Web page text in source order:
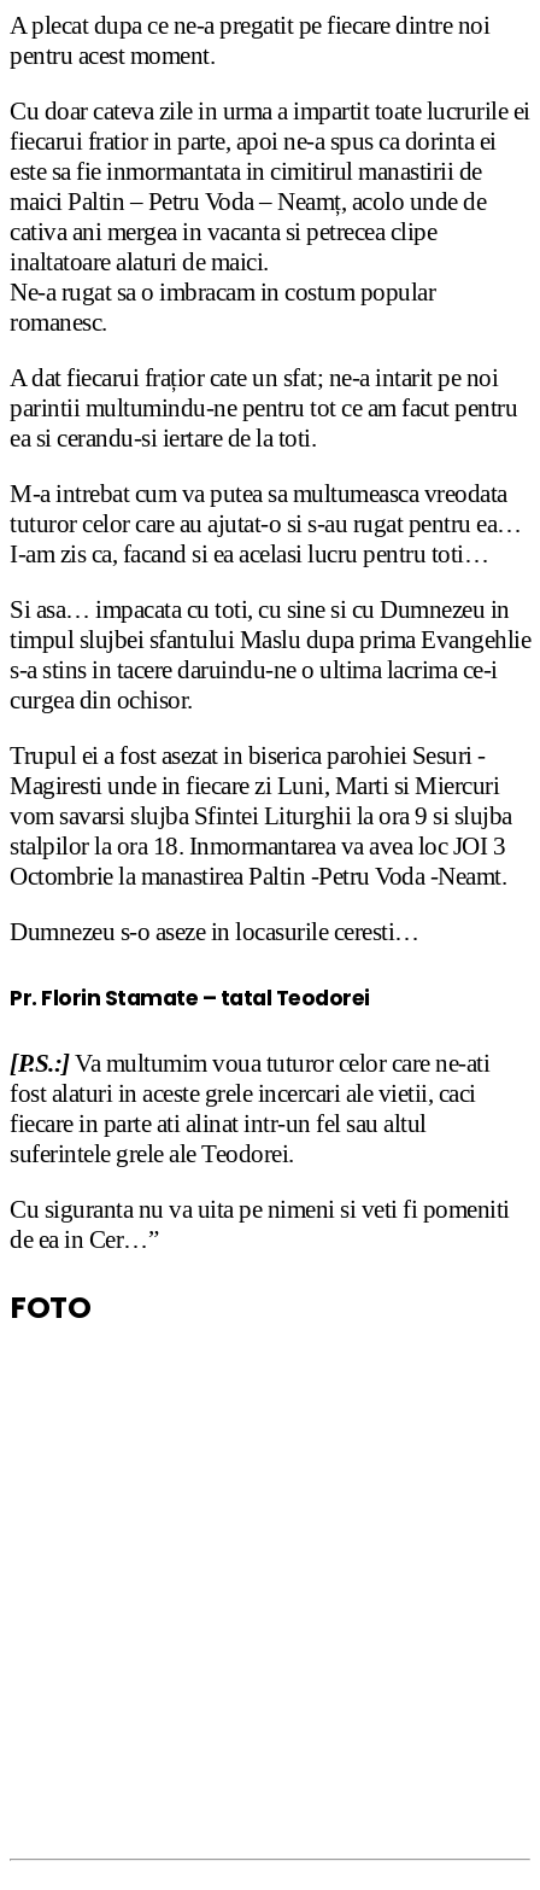
A plecat dupa ce ne-a pregatit pe fiecare dintre noi
pentru acest moment.
Cu doar cateva zile in urma a impartit toate lucrurile ei
fiecarui fratior in parte, apoi ne-a spus ca dorinta ei
este sa fie inmormantata in cimitirul manastirii de
maici Paltin – Petru Voda – Neamț, acolo unde de
cativa ani mergea in vacanta si petrecea clipe
inaltatoare alaturi de maici.
Ne-a rugat sa o imbracam in costum popular
romanesc.
A dat fiecarui frațior cate un sfat; ne-a intarit pe noi
parintii multumindu-ne pentru tot ce am facut pentru
ea si cerandu-si iertare de la toti.
M-a intrebat cum va putea sa multumeasca vreodata
tuturor celor care au ajutat-o si s-au rugat pentru ea…
I-am zis ca, facand si ea acelasi lucru pentru toti…
Si asa… impacata cu toti, cu sine si cu Dumnezeu in
timpul slujbei sfantului Maslu dupa prima Evangehlie
s-a stins in tacere daruindu-ne o ultima lacrima ce-i
curgea din ochisor.
Trupul ei a fost asezat in biserica parohiei Sesuri -
Magiresti unde in fiecare zi Luni, Marti si Miercuri
vom savarsi slujba Sfintei Liturghii la ora 9 si slujba
stalpilor la ora 18. Inmormantarea va avea loc JOI 3
Octombrie la manastirea Paltin -Petru Voda -Neamt.
Dumnezeu s-o aseze in locasurile ceresti…
Pr. Florin Stamate – tatal Teodorei
[P.S.:]Va multumim voua tuturor celor care ne-ati
fost alaturi in aceste grele incercari ale vietii, caci
fiecare in parte ati alinat intr-un fel sau altul
suferintele grele ale Teodorei.
Cu siguranta nu va uita pe nimeni si veti fi pomeniti
de ea in Cer…”
FOTO